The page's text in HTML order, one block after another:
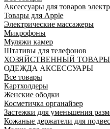
Аксессуары для товаров
Товары для Apple
Электрические массажеры
Микрофоны
Муляжи камер
Штативы для телефонов
ХОЗЯЙСТВЕННЫЙ ТОВАРЫ
ОДЕЖДА АКСЕССУАРЫ
Все товары
Картхолдеры
Женские ободки
Косметичка органайзер
Застежки для уменьшения
Кожаные держатели для